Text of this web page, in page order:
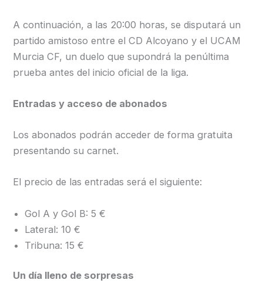
A continuación, a las 20:00 horas, se disputará un
partido amistoso entre el CD Alcoyano y el UCAM
Murcia CF, un duelo que supondrá la penúltima
prueba antes del inicio oficial de la liga.
Entradas y acceso de abonados
Los abonados podrán acceder de forma gratuita
presentando su carnet.
El precio de las entradas será el siguiente:
Gol A y Gol B: 5 €
Lateral: 10 €
Tribuna: 15 €
Un día lleno de sorpresas